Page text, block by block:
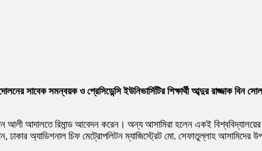
সাবেক সমন্বয়ক ওপ্রেসিডেন্সি ইউনিভার্সিটির শিক্ষার্থী আব্দুর রাজ্জাক বিন
আদালতে রিমান্ড আবেদন করেন। অন্য আসামিরা হলেন একই
অ্যাডিশনাল চিফ মেট্রোপলিটন ম্যাজিস্ট্রেট মো. সেফাতুল্লাহ আসামিদের